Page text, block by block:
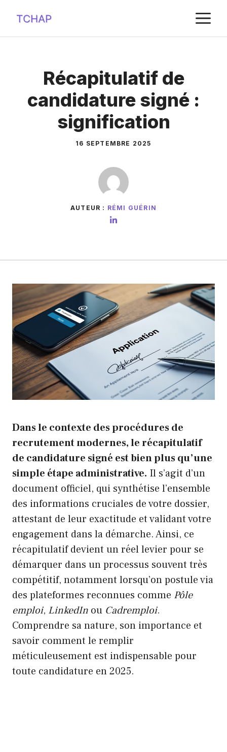
contenu
Récapitulatif de
candidature signé :
signification
16 SEPTEMBRE 2025
AUTEUR : RÉMI GUÉRIN
Dans le contexte des procédures de
recrutement modernes, le récapitulatif
de candidature signé est bien plus qu’une
simple étape administrative. Il s’agit d’un
document officiel, qui synthétise l’ensemble
des informations cruciales de votre dossier,
attestant de leur exactitude et validant votre
engagement dans la démarche. Ainsi, ce
récapitulatif devient un réel levier pour se
démarquer dans un processus souvent très
compétitif, notamment lorsqu’on postule via
des plateformes reconnues comme Pôle
emploi, LinkedIn ou Cadremploi.
Comprendre sa nature, son importance et
savoir comment le remplir
méticuleusement est indispensable pour
toute candidature en 2025.